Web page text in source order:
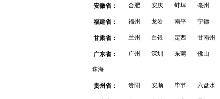
安徽省： 合肥 安庆 蚌埠 亳州
福建省： 福州 龙岩 南平 宁德
甘肃省： 兰州 白银 定西 甘南州
广东省： 广州 深圳 东莞 佛山
珠海
贵州省： 贵阳 安顺 毕节 六盘水